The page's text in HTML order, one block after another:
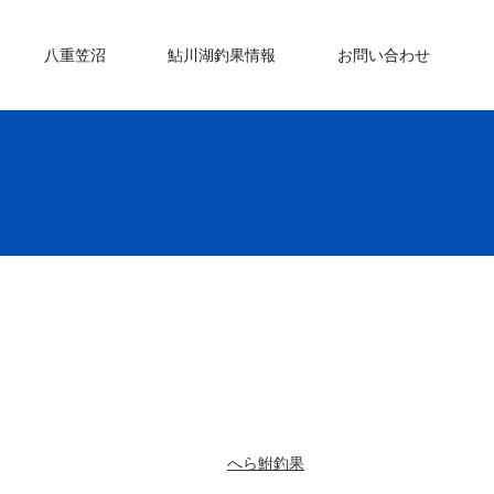
八重笠沼 鮎川湖釣果情報 お問い合わせ
へら鮒釣果